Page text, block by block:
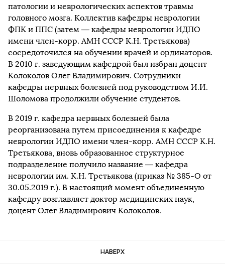
патологии и неврологических аспектов травмы
головного мозга. Коллектив кафедры неврологии
ФПК и ППС (затем — кафедры неврологии ИДПО
имени член-корр. АМН СССР К.Н. Третьякова)
сосредоточился на обучении врачей и ординаторов.
В 2010 г. заведующим кафедрой был избран доцент
Колоколов Олег Владимирович. Сотрудники
кафедры нервных болезней под руководством И.И.
Шоломова продолжили обучение студентов.
В 2019 г. кафедра нервных болезней была
реорганизована путем присоединения к кафедре
неврологии ИДПО имени член-корр. АМН СССР К.Н.
Третьякова, вновь образованное структурное
подразделение получило название — кафедра
неврологии им. К.Н. Третьякова (приказ № 385-О от
30.05.2019 г.). В настоящий момент объединенную
кафедру возглавляет доктор медицинских наук,
доцент Олег Владимирович Колоколов.
НАВЕРХ